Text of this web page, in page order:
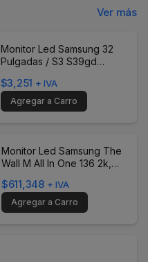
Ver más
Monitor Led Samsung 32
Pulgadas / S3 S39gd
1080) / Va / Curvo / Hdmi
$3,251 + IVA
Agregar a Carro
Monitor Led Samsung The
Wall M All In One 136 2k,
1.56mm, 500nits, Caja Cont
$611,348 + IVA
Agregar a Carro